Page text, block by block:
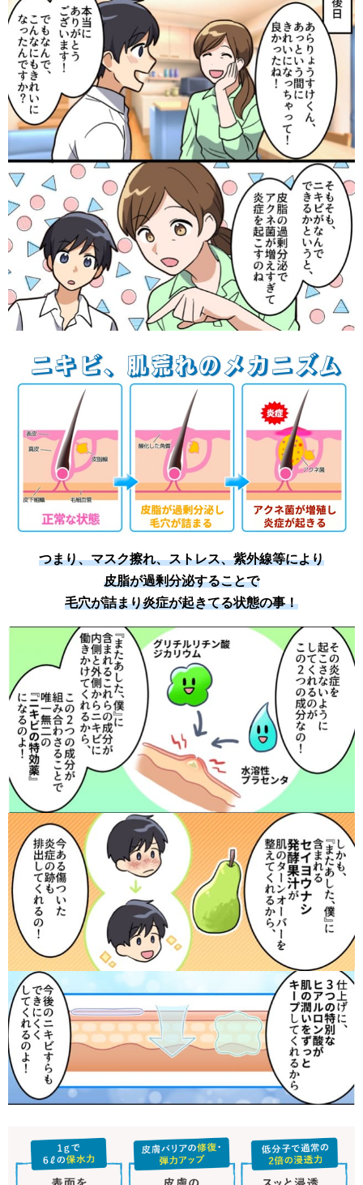
つまり、マスク擦れ、ストレス、紫外線等により
皮脂が過剰分泌することで
毛穴が詰まり炎症が起きてる状態の事！